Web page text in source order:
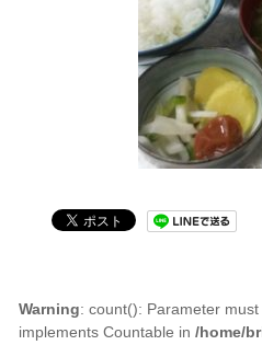
Warning: count(): Parameter
implements Countable in/home/